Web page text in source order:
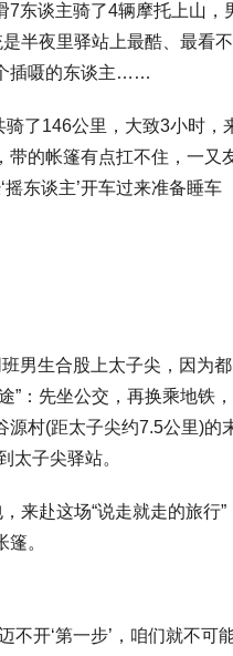
7东谈主骑了4辆摩托上山，
半夜里驿站上最酷、最看不
插嗫的东谈主……
骑了146公里，大致3小时，
带的帐篷有点扛不住，一又
摇东谈主’开车过来准备睡车
男生合股上太子尖，因为都
”：先坐公交，再换乘地铁，
源村(距太子尖约7.5公里)的
太子尖驿站。
来赴这场“说走就走的旅行”
。
不开‘第一步’，咱们就不可